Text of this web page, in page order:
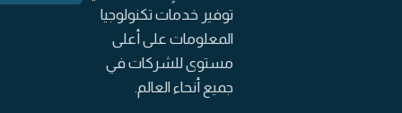
توفير خدمات تكنولوجيا
المعلومات على أعلى
مستوى للشركات في
جميع أنحاء العالم.